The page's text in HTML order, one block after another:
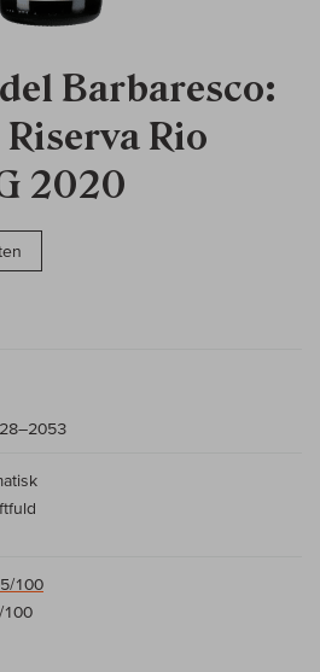
Barbaresco:
Rio
2020
100
100